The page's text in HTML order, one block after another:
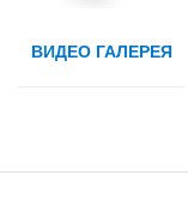
ВИДЕО ГАЛЕРЕЯ